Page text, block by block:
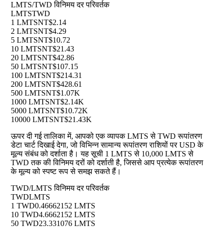
LMTS/TWD विनिमय दर परिवर्तक
LMTSTWD
1 LMTSNT$2.14
2 LMTSNT$4.29
5 LMTSNT$10.72
10 LMTSNT$21.43
20 LMTSNT$42.86
50 LMTSNT$107.15
100 LMTSNT$214.31
200 LMTSNT$428.61
500 LMTSNT$1.07K
1000 LMTSNT$2.14K
5000 LMTSNT$10.72K
10000 LMTSNT$21.43K
ऊपर दी गई तालिका में, आपको एक व्यापक LMTS से TWD रूपांतरण
डेटा चार्ट दिखाई देगा, जो विभिन्न सामान्य रूपांतरण राशियों पर USD के
मूल्य संबंध को दर्शाता है। यह सूची 1 LMTS से 10,000 LMTS से
TWD तक की विनिमय दरों को दर्शाती है, जिससे आप प्रत्येक रूपांतरण
के मूल्य को स्पष्ट रूप से समझ सकते हैं।
TWD/LMTS विनिमय दर परिवर्तक
TWDLMTS
1 TWD0.46662152 LMTS
10 TWD4.6662152 LMTS
50 TWD23.331076 LMTS